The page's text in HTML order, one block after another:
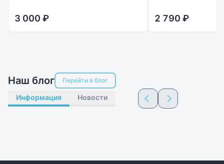
3 000 ₽ 2 790 ₽
Наш блог Перейти в блог
Информация Новости